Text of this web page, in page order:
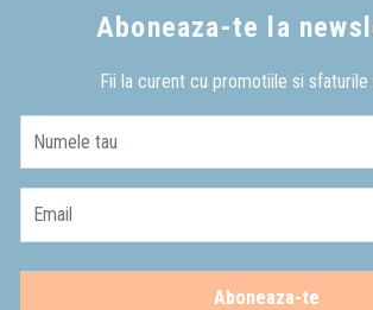
Aboneaza-te la
Fii la curent cu promotiile si sfaturile
Numele tau
Email
Aboneaza-te